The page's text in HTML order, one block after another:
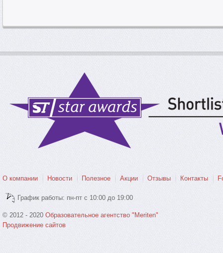
О компании Новости Полезное Акции Отзывы Контакты
График работы: пн-пт с 10:00 до 19:00
© 2012 - 2020 Образовательное агентство "Meriten"
Продвижение сайтов